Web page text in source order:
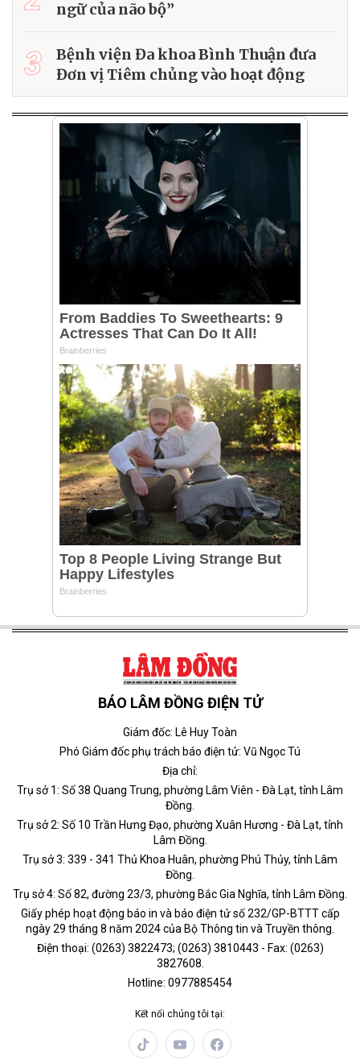
ngữ của não bộ”
3
Bệnh viện Đa khoa Bình Thuận đưa
Đơn vị Tiêm chủng vào hoạt động
BÁO LÂM ĐỒNG ĐIỆN TỬ
Giám đốc: Lê Huy Toàn
Phó Giám đốc phụ trách báo điện tử: Vũ Ngọc Tú
Địa chỉ:
Trụ sở 1: Số 38 Quang Trung, phường Lâm Viên - Đà Lạt, tỉnh Lâm
Đồng.
Trụ sở 2: Số 10 Trần Hưng Đạo, phường Xuân Hương - Đà Lạt, tỉnh
Lâm Đồng.
Trụ sở 3: 339 - 341 Thủ Khoa Huân, phường Phú Thủy, tỉnh Lâm
Đồng.
Trụ sở 4: Số 82, đường 23/3, phường Bắc Gia Nghĩa, tỉnh Lâm Đồng.
Giấy phép hoạt động báo in và báo điện tử số 232/GP-BTTT cấp
ngày 29 tháng 8 năm 2024 của Bộ Thông tin và Truyền thông.
Điện thoại: (0263) 3822473; (0263) 3810443 - Fax: (0263)
3827608.
Hotline: 0977885454
Kết nối chúng tôi tại: